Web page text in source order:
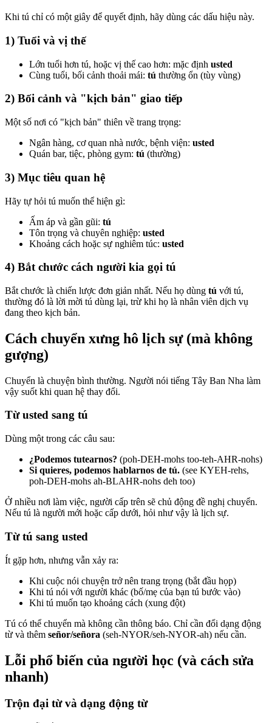
Khi tú chỉ có một giây để quyết định, hãy dùng các dấu hiệu này.
1) Tuổi và vị thế
Lớn tuổi hơn tú, hoặc vị thế cao hơn: mặc định usted
Cùng tuổi, bối cảnh thoải mái: tú thường ổn (tùy vùng)
2) Bối cảnh và "kịch bản" giao tiếp
Một số nơi có "kịch bản" thiên về trang trọng:
Ngân hàng, cơ quan nhà nước, bệnh viện: usted
Quán bar, tiệc, phòng gym: tú (thường)
3) Mục tiêu quan hệ
Hãy tự hỏi tú muốn thể hiện gì:
Ấm áp và gần gũi: tú
Tôn trọng và chuyên nghiệp: usted
Khoảng cách hoặc sự nghiêm túc: usted
4) Bắt chước cách người kia gọi tú
Bắt chước là chiến lược đơn giản nhất. Nếu họ dùng tú với tú,
thường đó là lời mời tú dùng lại, trừ khi họ là nhân viên dịch vụ
đang theo kịch bản.
Cách chuyển xưng hô lịch sự (mà không
gượng)
Chuyển là chuyện bình thường. Người nói tiếng Tây Ban Nha làm
vậy suốt khi quan hệ thay đổi.
Từ usted sang tú
Dùng một trong các câu sau:
¿Podemos tutearnos? (poh-DEH-mohs too-teh-AHR-nohs)
Si quieres, podemos hablarnos de tú. (see KYEH-rehs,
poh-DEH-mohs ah-BLAHR-nohs deh too)
Ở nhiều nơi làm việc, người cấp trên sẽ chủ động đề nghị chuyển.
Nếu tú là người mới hoặc cấp dưới, hỏi như vậy là lịch sự.
Từ tú sang usted
Ít gặp hơn, nhưng vẫn xảy ra:
Khi cuộc nói chuyện trở nên trang trọng (bắt đầu họp)
Khi tú nói với người khác (bố/mẹ của bạn tú bước vào)
Khi tú muốn tạo khoảng cách (xung đột)
Tú có thể chuyển mà không cần thông báo. Chỉ cần đổi dạng động
từ và thêm señor/señora (seh-NYOR/seh-NYOR-ah) nếu cần.
Lỗi phổ biến của người học (và cách sửa
nhanh)
Trộn đại từ và dạng động từ